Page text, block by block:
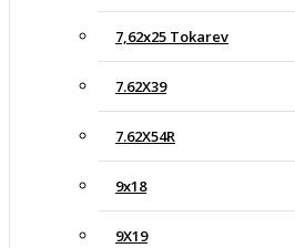
7,62x25 Tokarev
7.62X39
7.62X54R
9x18
9X19